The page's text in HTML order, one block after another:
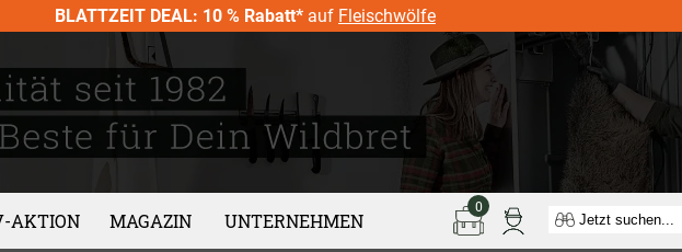
BLATTZEIT DEAL: 10 % Rabatt* auf Fleischwölfe
AKTION MAGAZIN UNTERNEHMEN
0